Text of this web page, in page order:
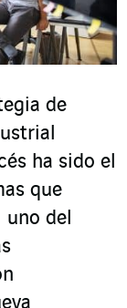
de
ha sido el
que
uno del